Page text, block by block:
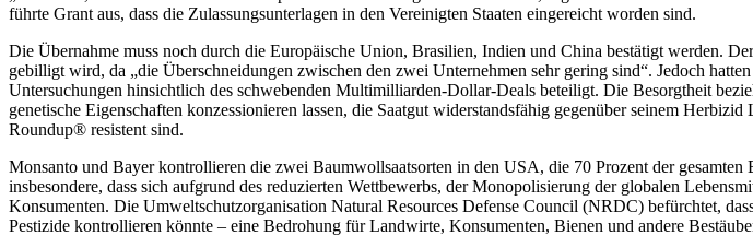
führte Grant aus, dass die Zulassungsunterlagen in den Vereinigten Staaten eingereicht worden sind.
Die Übernahme muss noch durch die Europäische Union, Brasilien, Indien und China bestätigt werden.
gebilligt wird, da „die Überschneidungen zwischen den zwei Unternehmen sehr gering sind“. Jedoch
Untersuchungen hinsichtlich des schwebenden Multimilliarden-Dollar-Deals beteiligt. Die Besorgtheit
genetische Eigenschaften konzessionieren lassen, die Saatgut widerstandsfähig gegenüber seinem
Roundup® resistent sind.
Monsanto und Bayer kontrollieren die zwei Baumwollsaatsorten in den USA, die 70 Prozent der
insbesondere, dass sich aufgrund des reduzierten Wettbewerbs, der Monopolisierung der globalen
Konsumenten. Die Umweltschutzorganisation Natural Resources Defense Council (NRDC) befürchtet,
Pestizide kontrollieren könnte – eine Bedrohung für Landwirte, Konsumenten, Bienen und andere